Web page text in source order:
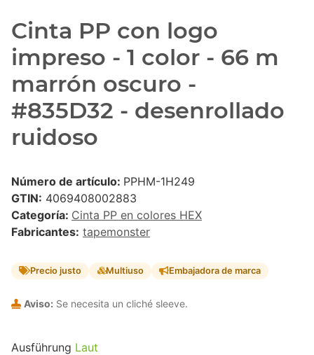
Cinta PP con logo
impreso - 1 color - 66 m
marrón oscuro -
#835D32 - desenrollado
ruidoso
Número de artículo: PPHM-1H249
GTIN: 4069408002883
Categoría: Cinta PP en colores HEX
Fabricantes: tapemonster
Precio justo Multiuso Embajadora de marca
Aviso: Se necesita un cliché sleeve.
Ausführung Laut